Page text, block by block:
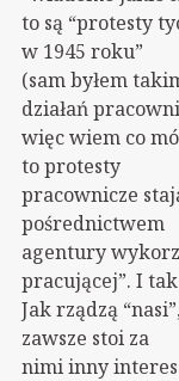
to są “protesty
w 1945 roku”
(sam byłem
działań
więc wiem co
to protesty
pracownicze
pośrednictwem
agentury
pracującej”. I
Jak rządzą
zawsze stoi za
nimi inny